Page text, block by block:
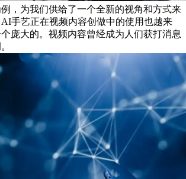
，为我们供给了一个全新的视角和方式来
手艺正在视频内容创做中的使用也越来
庞大的。视频内容曾经成为人们获打消息